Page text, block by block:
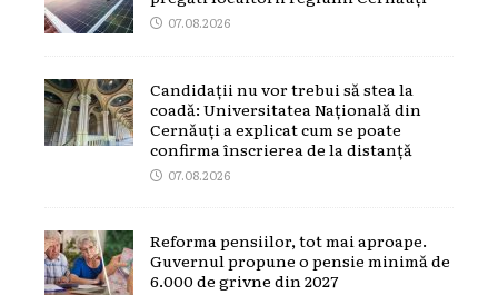
07.08.2026
Candidații nu vor trebui să stea la
coadă: Universitatea Națională din
Cernăuți a explicat cum se poate
confirma înscrierea de la distanță
07.08.2026
Reforma pensiilor, tot mai aproape.
Guvernul propune o pensie minimă de
6.000 de grivne din 2027